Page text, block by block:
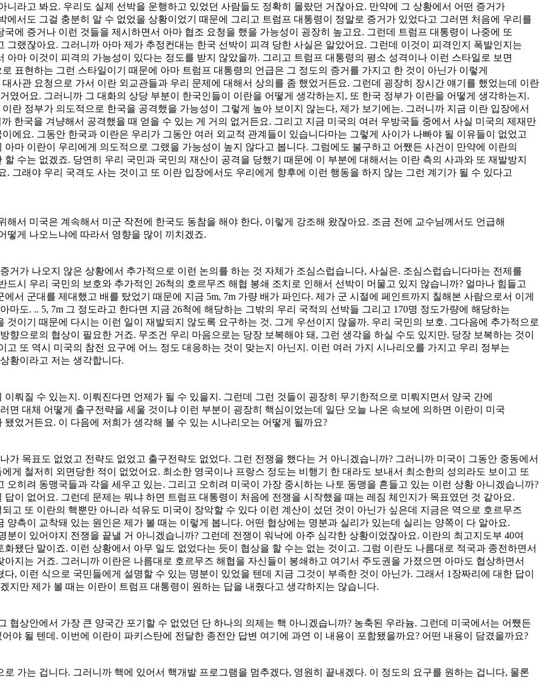
라고 봐요. 우리도 실제 선박을 운행하고 있었던 사람들도 정확히 몰랐던 거잖아요. 만약에 그 상황에서 어떤 증거가
서도 그걸 충분히 알 수 없었을 상황이었기 때문에 그리고 트럼프 대통령이 정말로 증거가 있었다고 그러면 처음에 우리를
에 증거나 이런 것들을 제시하면서 아마 협조 요청을 했을 가능성이 굉장히 높고요. 그런데 트럼프 대통령이 나중에 또
랬잖아요. 그러니까 아마 제가 추정컨대는 한국 선박이 피격 당한 사실은 알았어요. 그런데 이것이 피격인지 폭발인지는
마 이것이 피격의 가능성이 있다는 정도를 받지 않았을까. 그리고 트럼프 대통령의 평소 성격이나 이런 스타일로 보면
표현하는 그런 스타일이기 때문에 아마 트럼프 대통령의 언급은 그 정도의 증거를 가지고 한 것이 아닌가 이렇게
사관 요청으로 가서 이란 외교관들과 우리 문제에 대해서 상의를 좀 했었거든요. 그런데 굉장히 장시간 얘기를 했었는데 이란
였어요. 그러니까 그 대화의 상당 부분이 한국인들이 이란을 어떻게 생각하는지, 또 한국 정부가 이란을 어떻게 생각하는지.
란 정부가 의도적으로 한국을 공격했을 가능성이 그렇게 높아 보이지 않는다, 제가 보기에는. 그러니까 지금 이란 입장에서
한국을 겨냥해서 공격했을 때 얻을 수 있는 게 거의 없거든요. 그리고 지금 미국의 여러 우방국들 중에서 사실 미국의 제재만
에요. 그동안 한국과 이란은 우리가 그동안 여러 외교적 관계들이 있습니다마는 그렇게 사이가 나빠야 될 이유들이 없었고
마 이란이 우리에게 의도적으로 그랬을 가능성이 높지 않다고 봅니다. 그럼에도 불구하고 어쨌든 사건이 만약에 이란의
수는 없겠죠. 당연히 우리 국민과 국민의 재산이 공격을 당했기 때문에 이 부분에 대해서는 이란 측의 사과와 또 재발방지
그래야 우리 국격도 사는 것이고 또 이란 입장에서도 우리에게 향후에 이런 행동을 하지 않는 그런 계기가 될 수 있다고
서 미국은 계속해서 미군 작전에 한국도 동참을 해야 한다, 이렇게 강조해 왔잖아요. 조금 전에 교수님께서도 언급해
떻게 나오느냐에 따라서 영향을 많이 끼치겠죠.
거가 나오지 않은 상황에서 추가적으로 이런 논의를 하는 것 자체가 조심스럽습니다, 사실은. 조심스럽습니다마는 전제를
시 우리 국민의 보호와 추가적인 26척의 호르무즈 해협 봉쇄 조치로 인해서 선박이 머물고 있지 않습니까? 얼마나 힘들고
서 군대를 제대했고 배를 탔었기 때문에 지금 5m, 7m 가량 배가 파인다. 제가 군 시절에 페인트까지 칠해본 사람으로서 이게
마도. .. 5, 7m 그 정도라고 한다면 지금 26척에 해당하는 그밖의 우리 국적의 선박들 그리고 170명 정도가량에 해당하는
이기 때문에 다시는 이런 일이 재발되지 않도록 요구하는 것. 그게 우선이지 않을까. 우리 국민의 보호. 그다음에 추가적으로
으로의 협상이 필요한 거죠. 무조건 우리 마음으로는 당장 보복해야 돼, 그런 생각을 하실 수도 있지만. 당장 보복하는 것이
또 역시 미국의 참전 요구에 어느 정도 대응하는 것이 맞는지 아닌지. 이런 여러 가지 시나리오를 가지고 우리 정부는
황이라고 저는 생각합니다.
뤄질 수 있는지. 이뤄진다면 언제가 될 수 있을지. 그런데 그런 것들이 굉장히 무기한적으로 미뤄지면서 양국 간에
면 대체 어떻게 출구전략을 세울 것이냐 이런 부분이 굉장히 핵심이었는데 일단 오늘 나온 속보에 의하면 이란이 미국
었거든요. 이 다음에 저희가 생각해 볼 수 있는 시나리오는 어떻게 될까요?
가 목표도 없었고 전략도 없었고 출구전략도 없었다. 그런 전쟁을 했다는 거 아니겠습니까? 그러니까 미국이 그동안 중동에서
게 철저히 외면당한 적이 없었어요. 최소한 영국이나 프랑스 정도는 비행기 한 대라도 보내서 최소한의 성의라도 보이고 또
히려 동맹국들과 각을 세우고 있는. 그리고 오히려 미국이 가장 중시하는 나토 동맹을 흔들고 있는 이런 상황 아니겠습니까?
이 없어요. 그런데 문제는 뭐냐 하면 트럼프 대통령이 처음에 전쟁을 시작했을 때는 레짐 체인지가 목표였던 것 같아요.
고 또 이란의 핵뿐만 아니라 석유도 미국이 장악할 수 있다 이런 계산이 섰던 것이 아닌가 싶은데 지금은 역으로 호르무즈
측이 교착돼 있는 원인은 제가 볼 때는 이렇게 봅니다. 어떤 협상에는 명분과 실리가 있는데 실리는 양쪽이 다 알아요.
이 있어야지 전쟁을 끝낼 거 아니겠습니까? 그런데 전쟁이 워낙에 아주 심각한 상황이었잖아요. 이란의 최고지도부 40여
됐단 말이죠. 이런 상황에서 아무 일도 없었다는 듯이 협상을 할 수는 없는 것이고. 그럼 이란도 나름대로 적국과 종전하면서
지는 거죠. 그러니까 이란은 나름대로 호르무즈 해협을 자신들이 봉쇄하고 여기서 주도권을 가졌으면 아마도 협상하면서
, 이런 식으로 국민들에게 설명할 수 있는 명분이 있었을 텐데 지금 그것이 부족한 것이 아닌가. 그래서 1장짜리에 대한 답이
지만 제가 볼 때는 이란이 트럼프 대통령이 원하는 답을 내줬다고 생각하지는 않습니다.
협상안에서 가장 큰 양국간 포기할 수 없었던 단 하나의 의제는 핵 아니겠습니까? 농축된 우라늄. 그런데 미국에서는 어쨌든
야 될 텐데. 이번에 이란이 파키스탄에 전달한 종전안 답변 여기에 과연 이 내용이 포함됐을까요? 어떤 내용이 담겼을까요?
가는 겁니다. 그러니까 핵에 있어서 핵개발 프로그램을 멈추겠다, 영원히 끝내겠다. 이 정도의 요구를 원하는 겁니다, 물론